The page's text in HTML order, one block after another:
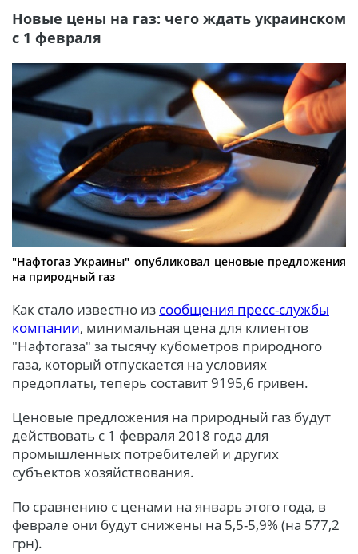
Новые цены на газ: чего ждать украинском
с 1 февраля
"Нафтогаз Украины" опубликовал ценовые предложения
на природный газ
Как стало известно из сообщения пресс-службы
компании, минимальная цена для клиентов
"Нафтогаза" за тысячу кубометров природного
газа, который отпускается на условиях
предоплаты, теперь составит 9195,6 гривен.
Ценовые предложения на природный газ будут
действовать с 1 февраля 2018 года для
промышленных потребителей и других
субъектов хозяйствования.
По сравнению с ценами на январь этого года, в
феврале они будут снижены на 5,5-5,9% (на 577,2
грн).